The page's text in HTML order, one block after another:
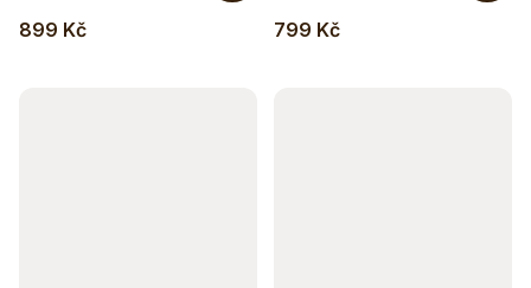
899 Kč 799 Kč